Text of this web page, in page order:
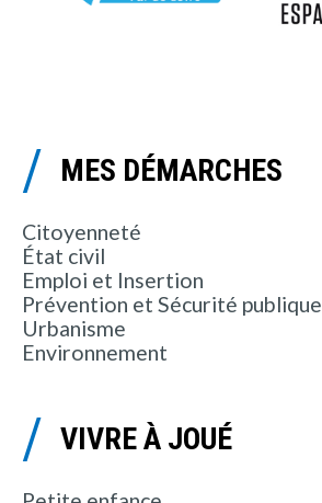
MES DÉMARCHES
Citoyenneté
État civil
Emploi et Insertion
Prévention et Sécurité publique
Urbanisme
Environnement
VIVRE À JOUÉ